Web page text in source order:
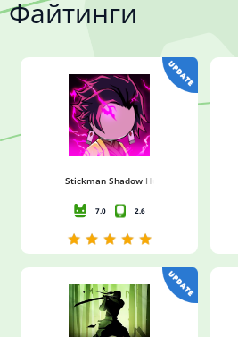
Файтинги
Stickman Shadow Hunter Fight
7.0 2.6